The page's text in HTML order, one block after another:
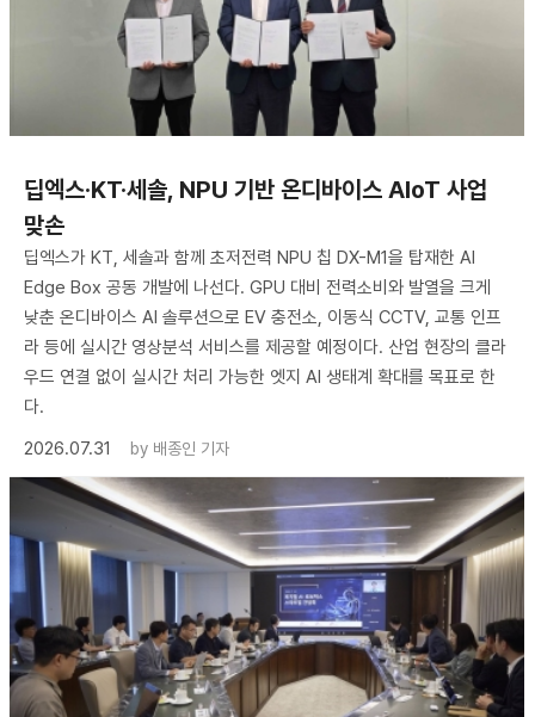
딥엑스·KT·세솔, NPU 기반 온디바이스 AIoT 사업
맞손
딥엑스가 KT, 세솔과 함께 초저전력 NPU 칩 DX-M1을 탑재한 AI
Edge Box 공동 개발에 나선다. GPU 대비 전력소비와 발열을 크게
낮춘 온디바이스 AI 솔루션으로 EV 충전소, 이동식 CCTV, 교통 인프
라 등에 실시간 영상분석 서비스를 제공할 예정이다. 산업 현장의 클라
우드 연결 없이 실시간 처리 가능한 엣지 AI 생태계 확대를 목표로 한
다.
2026.07.31
by 배종인 기자